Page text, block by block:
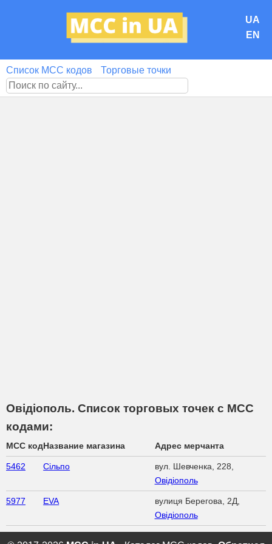
UA
EN
Список MCC кодов Торговые точки
Овідіополь. Список торговых точек с МСС
кодами:
MCC кодНазвание магазина Адрес мерчанта
5462 Сільпо
вул. Шевченка, 228,
Овідіополь
5977 EVA
вулиця Берегова, 2Д,
Овідіополь